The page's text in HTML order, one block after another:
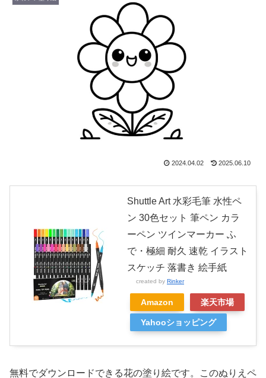
2024.04.02 2025.06.10
Shuttle Art 水彩毛筆 水性ペ
ン 30色セット 筆ペン カラ
ーペン ツインマーカー ふ
で・極細 耐久 速乾 イラスト
スケッチ 落書き 絵手紙
created by Rinker
Amazon 楽天市場
Yahooショッピング
無料でダウンロードできる花の塗り絵です。このぬりえペ